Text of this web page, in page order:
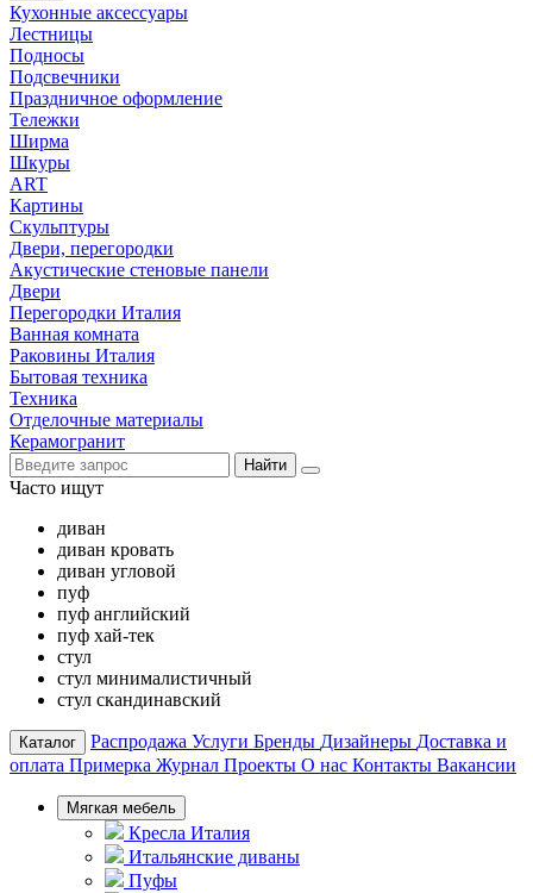
Кухонные аксессуары
Лестницы
Подносы
Подсвечники
Праздничное оформление
Тележки
Ширма
Шкуры
ART
Картины
Скульптуры
Двери, перегородки
Акустические стеновые панели
Двери
Перегородки Италия
Ванная комната
Раковины Италия
Бытовая техника
Техника
Отделочные материалы
Керамогранит
Найти
Часто ищут
диван
диван кровать
диван угловой
пуф
пуф английский
пуф хай-тек
стул
стул минималистичный
стул скандинавский
Каталог Распродажа Услуги Бренды Дизайнеры Доставка и
оплата Примерка Журнал Проекты О нас Контакты Вакансии
Мягкая мебель
Кресла Италия
Итальянские диваны
Пуфы